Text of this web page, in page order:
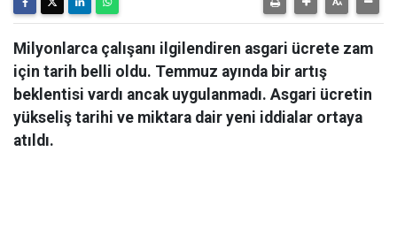
Milyonlarca çalışanı ilgilendiren asgari ücrete zam
için tarih belli oldu. Temmuz ayında bir artış
beklentisi vardı ancak uygulanmadı. Asgari ücretin
yükseliş tarihi ve miktara dair yeni iddialar ortaya
atıldı.